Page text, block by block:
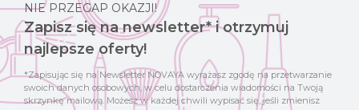
NIE PRZEGAP OKAZJI!
Zapisz się na newsletter* i otrzymuj
najlepsze oferty!
*Zapisując się na Newsletter NOVAYA wyrażasz zgodę na przetwarzanie
swoich danych osobowych, w celu dostarczenia wiadomości na Twoją
skrzynkę mailową. Możesz w każdej chwili wypisać się, jeśli zmienisz